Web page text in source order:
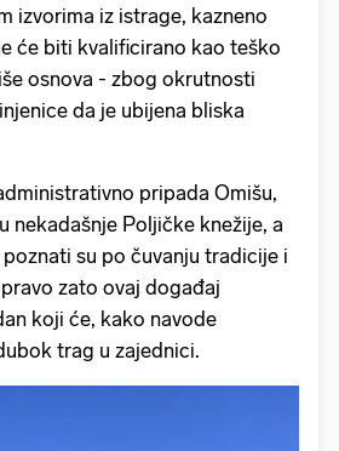
izvorima iz istrage, kazneno
će biti kvalificirano kao teško
osnova - zbog okrutnosti
da je ubijena bliska
pripada Omišu,
nekadašnje Poljičke knežije, a
su po čuvanju tradicije i
zato ovaj događaj
koji će, kako navode
trag u zajednici.